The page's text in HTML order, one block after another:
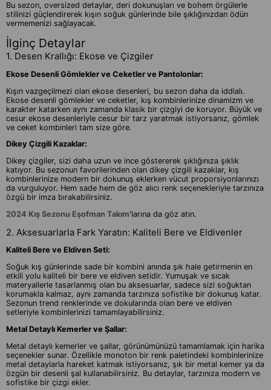
Bu sezon, oversized detaylar, deri dokunuşları ve bohem örgülerle
stilinizi güçlendirerek kışın soğuk günlerinde bile şıklığınızdan ödün
vermemenizi sağlayacak.
İlginç Detaylar
1. Desen Krallığı: Ekose ve Çizgiler
Ekose Desenli Gömlekler ve Ceketler ve Pantolonlar:
Kışın vazgeçilmezi olan ekose desenleri, bu sezon daha da iddialı.
Ekose desenli gömlekler ve ceketler, kış kombinlerinize dinamizm ve
karakter katarken aynı zamanda klasik bir çizgiyi de koruyor. Büyük ve
cesur ekose desenleriyle cesur bir tarz yaratmak istiyorsanız, gömlek
ve ceket kombinleri tam size göre.
Dikey Çizgili Kazaklar:
Dikey çizgiler, sizi daha uzun ve ince göstererek şıklığınıza şıklık
katıyor. Bu sezonun favorilerinden olan dikey çizgili kazaklar, kış
kombinlerinize modern bir dokunuş eklerken vücut proporsiyonlarınızı
da vurguluyor. Hem sade hem de göz alıcı renk seçenekleriyle tarzınıza
özgü bir imza bırakabilirsiniz.
2024 Kış Sezonu Eşofman Takım'larına da göz atın.
2. Aksesuarlarla Fark Yaratın: Kaliteli Bere ve Eldivenler
Kaliteli Bere ve Eldiven Seti:
Soğuk kış günlerinde sade bir kombini anında şık hale getirmenin en
etkili yolu kaliteli bir bere ve eldiven setidir. Yumuşak ve sıcak
materyallerle tasarlanmış olan bu aksesuarlar, sadece sizi soğuktan
korumakla kalmaz, aynı zamanda tarzınıza sofistike bir dokunuş katar.
Sezonun trend renklerinde ve dokularında olan bere ve eldiven
setleriyle kombinlerinizi tamamlayabilirsiniz.
Metal Detaylı Kemerler ve Şallar:
Metal detaylı kemerler ve şallar, görünümünüzü tamamlamak için harika
seçenekler sunar. Özellikle monoton bir renk paletindeki kombinlerinize
metal detaylarla hareket katmak istiyorsanız, şık bir metal kemer ya da
özgün bir desenli şal kullanabilirsiniz. Bu detaylar, tarzınıza modern ve
sofistike bir çizgi ekler.